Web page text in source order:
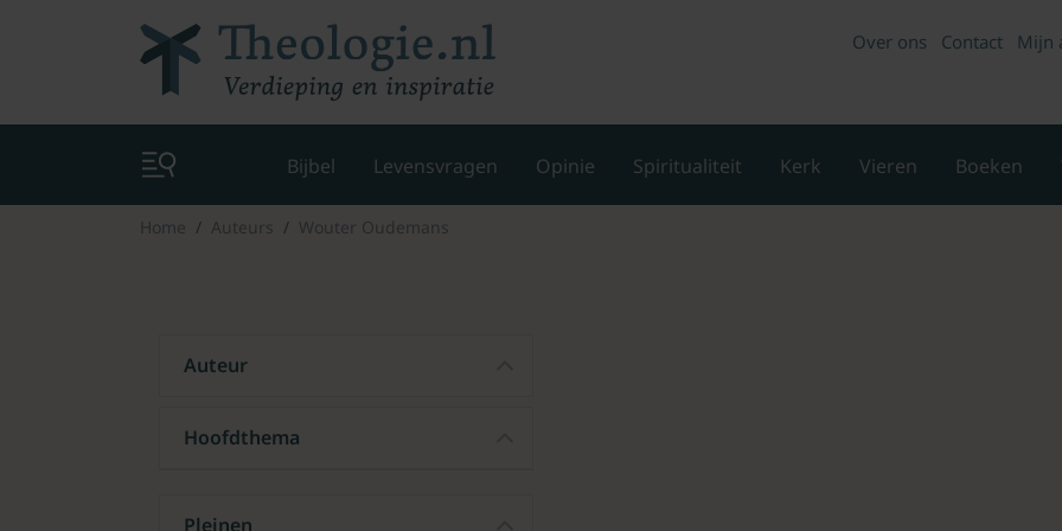
Over ons Contact Mijn
Bijbel Levensvragen Opinie Spiritualiteit Kerk Vieren Boeken
Home Auteurs Wouter Oudemans
Auteur
Hoofdthema
Pleinen